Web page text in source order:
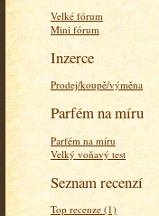
Velké fórum
Mini fórum
Inzerce
Prodej/koupě/výměna
Parfém na míru
Parfém na míru
Velký voňavý test
Seznam recenzí
Top recenze (1)